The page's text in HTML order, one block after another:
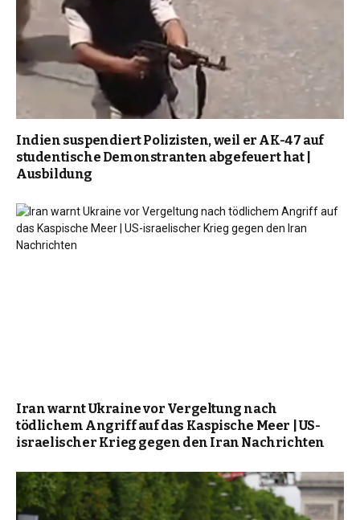
Indien suspendiert Polizisten, weil er AK-47 auf
studentische Demonstranten abgefeuert hat |
Ausbildung
Iran warnt Ukraine vor Vergeltung nach
tödlichem Angriff auf das Kaspische Meer | US-
israelischer Krieg gegen den Iran Nachrichten